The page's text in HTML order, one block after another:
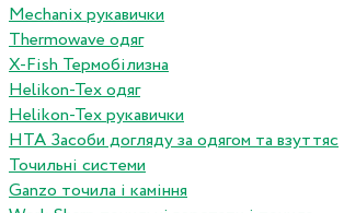
Mechanix рукавички
Thermowave одяг
X-Fish Термобілизна
Helikon-Tex одяг
Helikon-Tex рукавички
HTA Засоби догляду за одягом та взуттяс
Точильні системи
Ganzo точила і каміння